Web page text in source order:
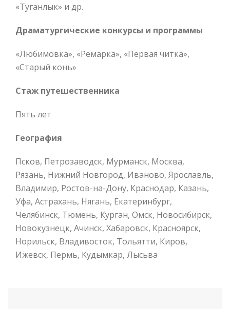
«Туганлык» и др.
Драматургические конкурсы и программы
«Любимовка», «Ремарка», «Первая читка»,
«Старый конь»
Стаж путешественника
Пять лет
География
Псков, Петрозаводск, Мурманск, Москва,
Рязань, Нижний Новгород, Иваново, Ярославль,
Владимир, Ростов-на-Дону, Краснодар, Казань,
Уфа, Астрахань, Нягань, Екатеринбург,
Челябинск, Тюмень, Курган, Омск, Новосибирск,
Новокузнецк, Ачинск, Хабаровск, Красноярск,
Норильск, Владивосток, Тольятти, Киров,
Ижевск, Пермь, Кудымкар, Лысьва